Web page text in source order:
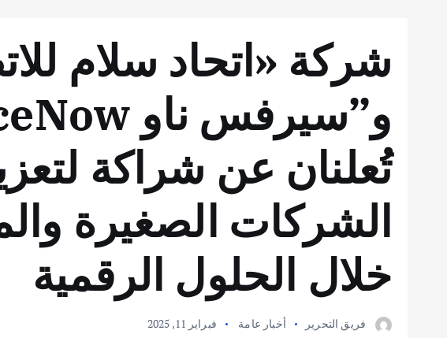
شركة «اتحاد سلام
تُعلنان عن شراكة
الشركات الصغيرة
خلال الحلول الرقمية
فريق التحرير أخبار عامة فبراير 11, 2025